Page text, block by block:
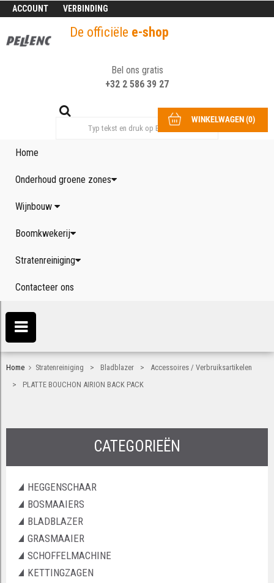
ACCOUNT VERBINDING
De officiële e-shop
Bel ons gratis
+32 2 586 39 27
WINKELWAGEN(0)
Home
Onderhoud groene zones
Wijnbouw
Boomkwekerij
Stratenreiniging
Contacteer ons
Home Stratenreiniging > Bladblazer > Accessoires / Verbruiksartikelen
> PLATTE BOUCHON AIRION BACK PACK
CATEGORIEËN
HEGGENSCHAAR
BOSMAAIERS
BLADBLAZER
GRASMAAIER
SCHOFFELMACHINE
KETTINGZAGEN